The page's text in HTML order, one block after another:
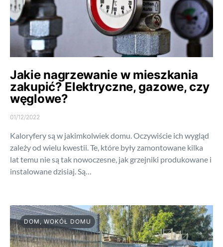
Jakie nagrzewanie w mieszkania
zakupić? Elektryczne, gazowe, czy
węglowe?
01/12/2022
Kaloryfery są w jakimkolwiek domu. Oczywiście ich wygląd
zależy od wielu kwestii. Te, które były zamontowane kilka
lat temu nie są tak nowoczesne, jak grzejniki produkowane i
instalowane dzisiaj. Są…
DOM, WOKÓŁ DOMU